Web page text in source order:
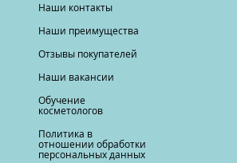
Наши контакты
Наши преимущества
Отзывы покупателей
Наши вакансии
Обучение
косметологов
Политика в
отношении обработки
персональных данных